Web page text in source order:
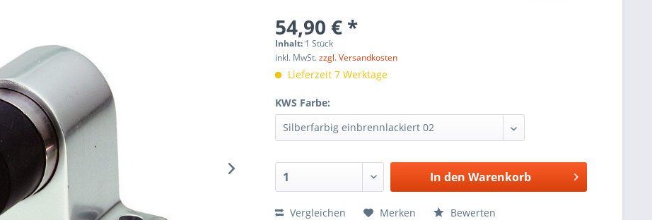
54,90 € *
Inhalt: 1 Stück
inkl. MwSt.zzgl. Versandkosten
Lieferzeit 7 Werktage
KWS Farbe:
In den Warenkorb
Vergleichen Merken Bewerten